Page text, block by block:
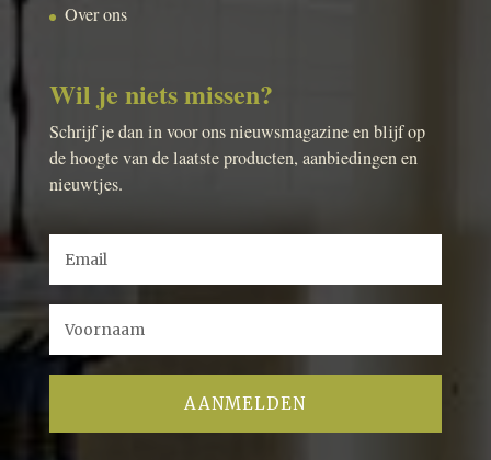
Over ons
Wil je niets missen?
Schrijf je dan in voor ons nieuwsmagazine en blijf op
de hoogte van de laatste producten, aanbiedingen en
nieuwtjes.